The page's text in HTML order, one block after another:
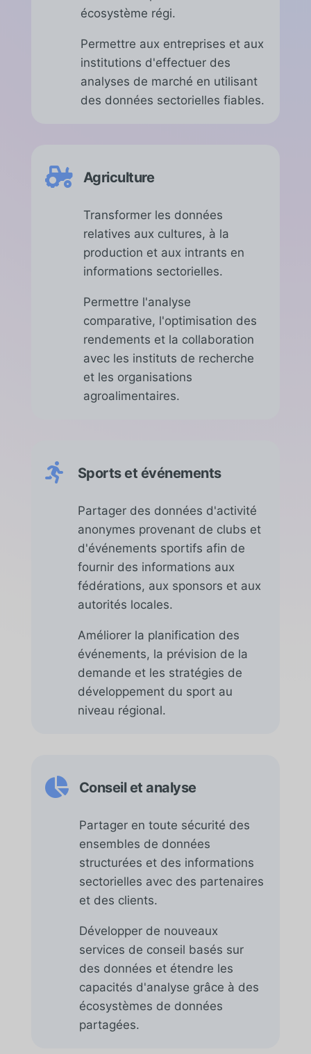
écosystème régi.
Permettre aux entreprises et aux
institutions d'effectuer des
analyses de marché en utilisant
des données sectorielles fiables.
 Agriculture
Transformer les données
relatives aux cultures, à la
production et aux intrants en
informations sectorielles.
Permettre l'analyse
comparative, l'optimisation des
rendements et la collaboration
avec les instituts de recherche
et les organisations
agroalimentaires.
 Sports et événements
Partager des données d'activité
anonymes provenant de clubs et
d'événements sportifs afin de
fournir des informations aux
fédérations, aux sponsors et aux
autorités locales.
Améliorer la planification des
événements, la prévision de la
demande et les stratégies de
développement du sport au
niveau régional.
 Conseil et analyse
Partager en toute sécurité des
ensembles de données
structurées et des informations
sectorielles avec des partenaires
et des clients.
Développer de nouveaux
services de conseil basés sur
des données et étendre les
capacités d'analyse grâce à des
écosystèmes de données
partagées.